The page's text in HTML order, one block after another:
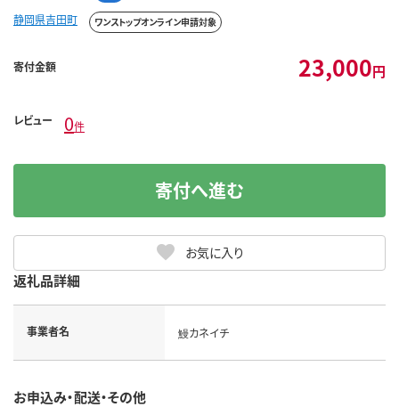
静岡県吉田町 ワンストップオンライン申請対象
寄付金額 23,000円
レビュー 0件
お気に入り
寄付へ進む
返礼品詳細
事業者名 鰻カネイチ
お申込み・配送・その他